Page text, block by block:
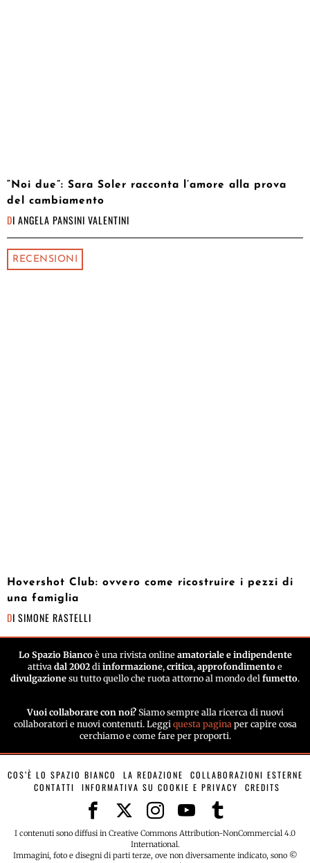
“Noi due”: Sara Soler racconta l’amore alla prova
del cambiamento
DI ANGELA PANSINI VALENTINI
RECENSIONI
Hovershot Club: ovvero come ricostruire i pezzi di
una famiglia
DI SIMONE RASTELLI
Lo Spazio Biancoè una rivista online amatoriale e indipendente
attiva dal 2002 di informazione, critica, approfondimento e
divulgazione su tutto quello che ruota attorno al mondo del fumetto.
Vuoi collaborare con noi? Siamo sempre alla ricerca di nuovi
collaboratori e nuovi contenuti. Leggi questa paginaper capire cosa
cerchiamo e come fare per proporti.
COS’È LO SPAZIO BIANCO LA REDAZIONE
COLLABORAZIONI ESTERNE
CONTATTI
INFORMATIVA SU COOKIE E PRIVACY CREDITS
I contenuti sono diffusi in Creative Commons Attribution-NonCommercial 4.0
International.
Immagini, foto e disegni di parti terze, ove non diversamente indicato, sono ©